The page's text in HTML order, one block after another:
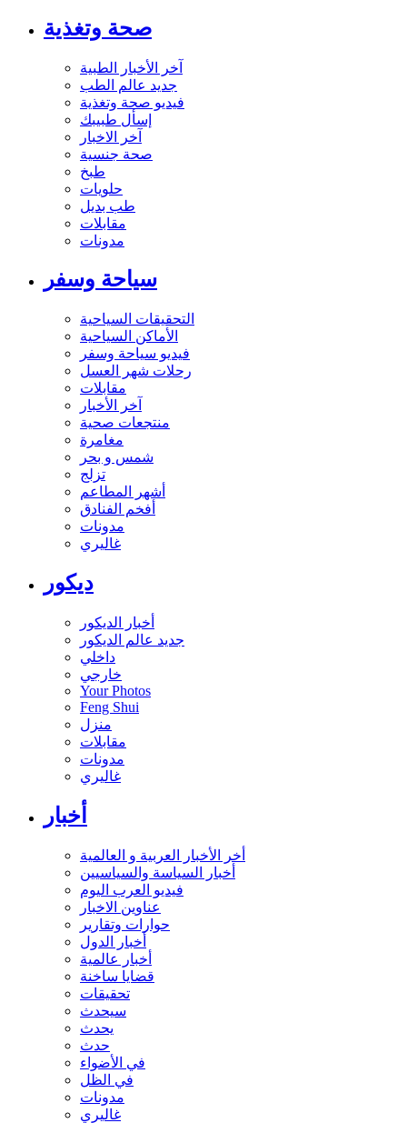
صحة وتغذية
آخر الأخبار الطبية
جديد عالم الطب
فيديو صحة وتغذية
إسأل طبيبك
آخر الاخبار
صحة جنسية
طبخ
حلويات
طب بديل
مقابلات
مدونات
سياحة وسفر
التحقيقات السياحية
الأماكن السياحية
فيديو سياحة وسفر
رحلات شهر العسل
مقابلات
آخر الأخبار
منتجعات صحية
مغامرة
شمس و بحر
تزلج
أشهر المطاعم
أفخم الفنادق
مدونات
غاليري
ديكور
أخبار الديكور
جديد عالم الديكور
داخلي
خارجي
Your Photos
Feng Shui
منزل
مقابلات
مدونات
غاليري
أخبار
أخر الأخبار العربية و العالمية
أخبار السياسة والسياسيين
فيديو العرب اليوم
عناوين الاخبار
حوارات وتقارير
أخبار الدول
أخبار عالمية
قضايا ساخنة
تحقيقات
سيحدث
يحدث
حدث
في الأضواء
في الظل
مدونات
غاليري